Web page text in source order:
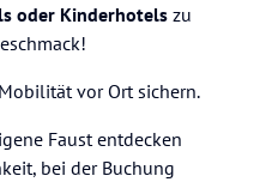
oder Kinderhotels zu
vor Ort sichern.
Faust entdecken
bei der Buchung